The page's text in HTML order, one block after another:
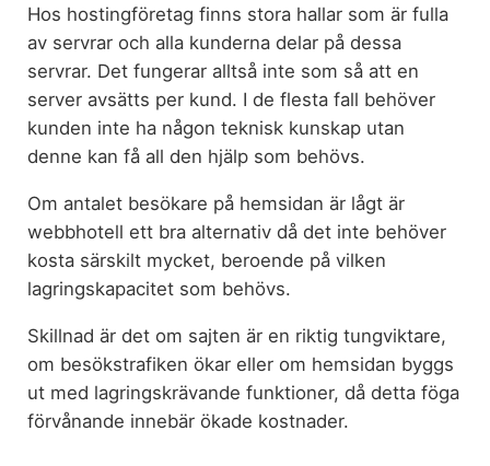
Hos hostingföretag finns stora hallar som är fulla
av servrar och alla kunderna delar på dessa
servrar. Det fungerar alltså inte som så att en
server avsätts per kund. I de flesta fall behöver
kunden inte ha någon teknisk kunskap utan
denne kan få all den hjälp som behövs.
Om antalet besökare på hemsidan är lågt är
webbhotell ett bra alternativ då det inte behöver
kosta särskilt mycket, beroende på vilken
lagringskapacitet som behövs.
Skillnad är det om sajten är en riktig tungviktare,
om besökstrafiken ökar eller om hemsidan byggs
ut med lagringskrävande funktioner, då detta föga
förvånande innebär ökade kostnader.